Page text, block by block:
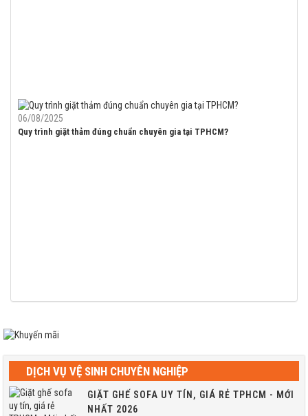
06/08/2025
Quy trình giặt thảm đúng chuẩn chuyên gia tại TPHCM?
DỊCH VỤ VỆ SINH CHUYÊN NGHIỆP
GIẶT GHẾ SOFA UY TÍN, GIÁ RẺ TPHCM - MỚI
NHẤT 2026